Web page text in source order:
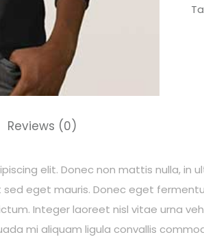
Reviews (0)
elit. Donec non mattis nulla, in
eget mauris. Donec eget
Integer laoreet nisl vitae urna
mi aliquam ligula convallis